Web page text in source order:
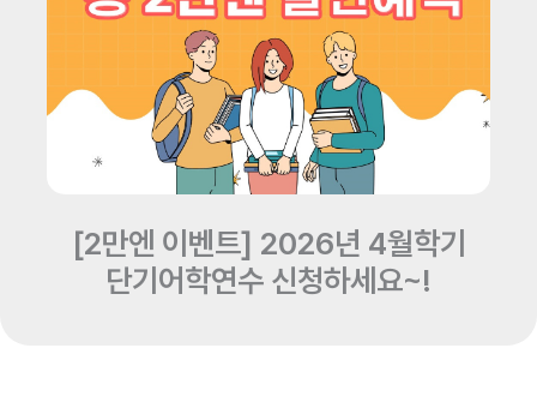
[2만엔 이벤트] 2026년 4월학기
단기어학연수 신청하세요~!